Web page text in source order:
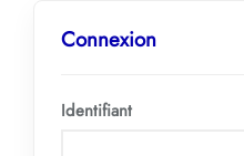
Connexion
Identifiant